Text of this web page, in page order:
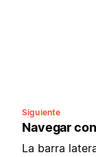
Siguiente
Navegar
La barra